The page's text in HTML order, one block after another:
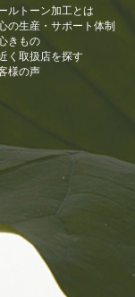
ルトーン加工とは
の生産・サポート体制
きもの
く取扱店を探す
様の声